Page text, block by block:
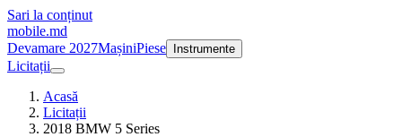
Sari la conținut
mobile.md
Devamare 2027MașiniPiese Instrumente
Licitații
Acasă
Licitații
2018 BMW 5 Series